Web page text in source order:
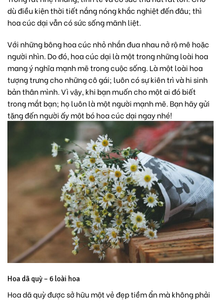
dù điều kiện thời tiết nắng nóng khắc nghiệt đến đâu; thì
hoa cúc dại vẫn có sức sống mãnh liệt.
Với những bông hoa cúc nhỏ nhắn đua nhau nở rộ mê hoặc
người nhìn. Do đó, hoa cúc dại là một trong những loài hoa
mang ý nghĩa mạnh mẽ trong cuộc sống. Là một loài hoa
tượng trưng cho những cô gái; luôn có sự kiên trì và hi sinh
bản thân mình. Vì vậy, khi bạn muốn cho một ai đó biết
trong mắt bạn; họ luôn là một người mạnh mẽ. Bạn hãy gửi
tặng đến người ấy một bó hoa cúc dại ngay nhé!
Hoa dã quỳ – 6 loài hoa
Hoa dã quỳ được sở hữu một vẻ đẹp tiềm ẩn mà không phải